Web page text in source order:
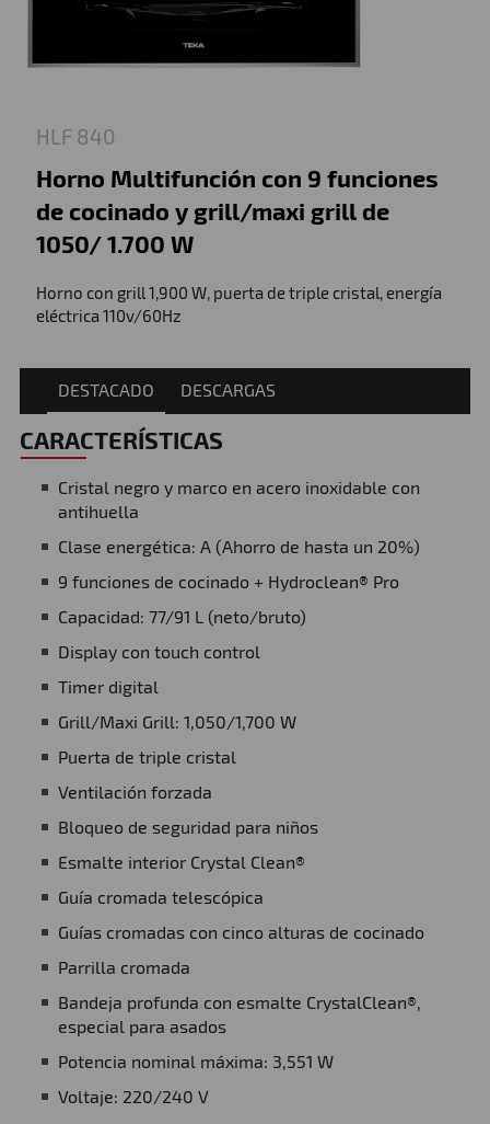
HLF 840
Horno Multifunción con 9 funciones
de cocinado y grill/maxi grill de
1050/ 1.700 W
Horno con grill 1,900 W, puerta de triple cristal, energía
eléctrica 110v/60Hz
DESTACADO DESCARGAS
CARACTERÍSTICAS
Cristal negro y marco en acero inoxidable con
antihuella
Clase energética: A (Ahorro de hasta un 20%)
9 funciones de cocinado + Hydroclean® Pro
Capacidad: 77/91 L (neto/bruto)
Display con touch control
Timer digital
Grill/Maxi Grill: 1,050/1,700 W
Puerta de triple cristal
Ventilación forzada
Bloqueo de seguridad para niños
Esmalte interior Crystal Clean®
Guía cromada telescópica
Guías cromadas con cinco alturas de cocinado
Parrilla cromada
Bandeja profunda con esmalte CrystalClean®,
especial para asados
Potencia nominal máxima: 3,551 W
Voltaje: 220/240 V